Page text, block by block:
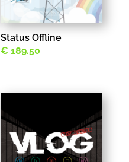
Status Offline
€ 189.50